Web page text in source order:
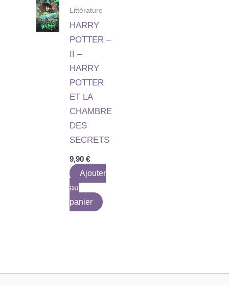
Littérature
HARRY
POTTER –
II –
HARRY
POTTER
ET LA
CHAMBRE
DES
SECRETS
9,90€
Ajouter
au
panier